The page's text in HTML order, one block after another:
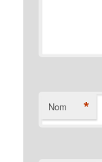
Nom *